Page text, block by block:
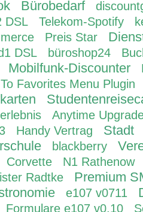
Bürobedarf
DSL
Telekom-Spotify
Preis Star
DSL büroshop24
Mobilfunk-Discounter
Favorites Menu Plugin
erlebnis
Anytime
Handy Vertrag Stadt
blackberry
Corvette
N1 Rathenow
Radtke Premium
e107 v0711
Formulare e107 v0.10